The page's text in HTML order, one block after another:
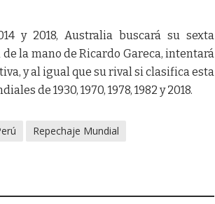
y 2018, Australia buscará su sexta
la mano de Ricardo Gareca, intentará
y al igual que su rival si clasifica esta
de 1930, 1970, 1978, 1982 y 2018.
Repechaje Mundial